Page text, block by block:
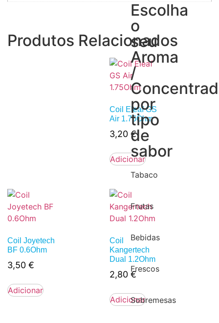
Escolha
o
seu
Aroma
/
por
tipo
de
sabor
Tabaco
Frutas
Bebidas
Frescos
Sobremesas
Produtos Relacionados
Coil Eleaf GS
Air 1.75Ohm
3,20 €
Adicionar
Coil Joyetech
BF 0.6Ohm
3,50 €
Adicionar
Coil
Kangertech
Dual 1.2Ohm
2,80 €
Adicionar